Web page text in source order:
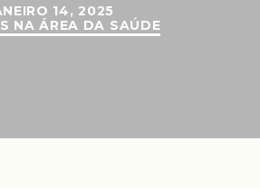
14, 2025
NA ÁREA DA SAÚDE